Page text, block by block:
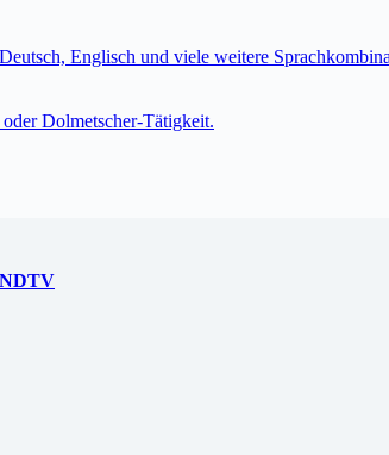
Englisch und viele weitere
Dolmetscher-Tätigkeit.